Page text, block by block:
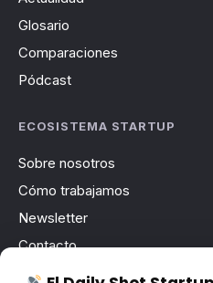
Glosario
Comparaciones
Pódcast
ECOSISTEMA STARTUP
Sobre nosotros
Cómo trabajamos
Newsletter
Contacto
Publicidad